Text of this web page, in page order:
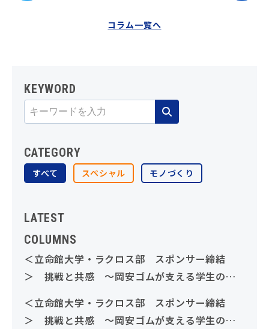
コラム一覧へ
KEYWORD
CATEGORY
すべて スペシャル モノづくり
LATEST
COLUMNS
＜立命館大学・ラクロス部 スポンサー締結
＞ 挑戦と共感 ～岡安ゴムが支える学生の挑
＜立命館大学・ラクロス部 スポンサー締結
＞ 挑戦と共感 ～岡安ゴムが支える学生の挑